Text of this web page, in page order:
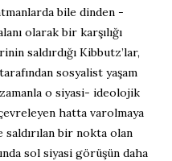
bile dinden -
olarak bir karşılığı
saldırdığı Kibbutz’lar,
sosyalist yaşam
o siyasi- ideolojik
hatta varolmaya
saldırılan bir nokta olan
sol siyasi görüşün daha